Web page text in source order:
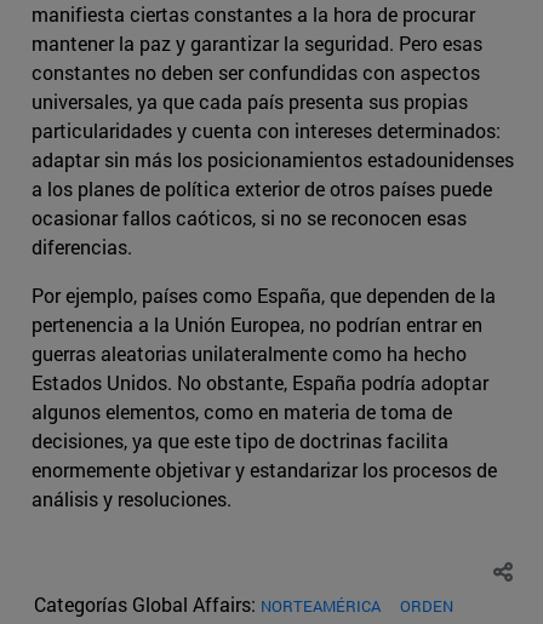
manifiesta ciertas constantes a la hora de procurar
mantener la paz y garantizar la seguridad. Pero esas
constantes no deben ser confundidas con aspectos
universales, ya que cada país presenta sus propias
particularidades y cuenta con intereses determinados:
adaptar sin más los posicionamientos estadounidenses
a los planes de política exterior de otros países puede
ocasionar fallos caóticos, si no se reconocen esas
diferencias.
Por ejemplo, países como España, que dependen de la
pertenencia a la Unión Europea, no podrían entrar en
guerras aleatorias unilateralmente como ha hecho
Estados Unidos. No obstante, España podría adoptar
algunos elementos, como en materia de toma de
decisiones, ya que este tipo de doctrinas facilita
enormemente objetivar y estandarizar los procesos de
análisis y resoluciones.
Categorías Global Affairs: NORTEAMÉRICA ORDEN